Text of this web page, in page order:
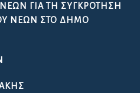
ΓΙΑ ΤΗ ΣΥΓΚΡΌΤΗΣΗ
ΝΈΩΝ ΣΤΟ ΔΉΜΟ